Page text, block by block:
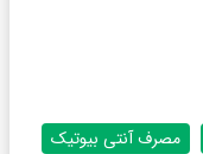
مصرف آنتی بیوتیک